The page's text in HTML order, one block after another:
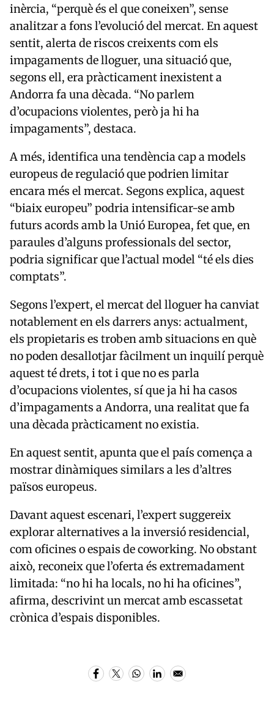
inèrcia, “perquè és el que coneixen”, sense
analitzar a fons l’evolució del mercat. En aquest
sentit, alerta de riscos creixents com els
impagaments de lloguer, una situació que,
segons ell, era pràcticament inexistent a
Andorra fa una dècada. “No parlem
d’ocupacions violentes, però ja hi ha
impagaments”, destaca.
A més, identifica una tendència cap a models
europeus de regulació que podrien limitar
encara més el mercat. Segons explica, aquest
“biaix europeu” podria intensificar-se amb
futurs acords amb la Unió Europea, fet que, en
paraules d’alguns professionals del sector,
podria significar que l’actual model “té els dies
comptats”.
Segons l’expert, el mercat del lloguer ha canviat
notablement en els darrers anys: actualment,
els propietaris es troben amb situacions en què
no poden desallotjar fàcilment un inquilí perquè
aquest té drets, i tot i que no es parla
d’ocupacions violentes, sí que ja hi ha casos
d’impagaments a Andorra, una realitat que fa
una dècada pràcticament no existia.
En aquest sentit, apunta que el país comença a
mostrar dinàmiques similars a les d’altres
països europeus.
Davant aquest escenari, l’expert suggereix
explorar alternatives a la inversió residencial,
com oficines o espais de coworking. No obstant
això, reconeix que l’oferta és extremadament
limitada: “no hi ha locals, no hi ha oficines”,
afirma, descrivint un mercat amb escassetat
crònica d’espais disponibles.